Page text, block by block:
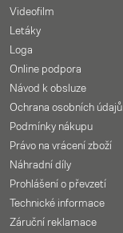
Videofilm
Letáky
Loga
Online podpora
Návod k obsluze
Ochrana osobních údajů
Podmínky nákupu
Právo na vrácení zboží
Náhradní díly
Prohlášení o převzetí
Technické informace
Záruční reklamace